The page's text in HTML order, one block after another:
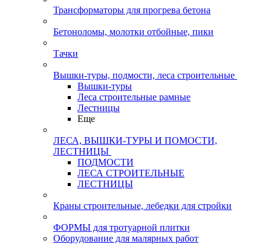
Трансформаторы для прогрева бетона
Бетоноломы, молотки отбойные, пики
Тачки
Вышки-туры, подмости, леса строительные
Вышки-туры
Леса строительные рамные
Лестницы
Еще
ЛЕСА, ВЫШКИ-ТУРЫ И ПОМОСТИ,
ЛЕСТНИЦЫ
ПОДМОСТИ
ЛЕСА СТРОИТЕЛЬНЫЕ
ЛЕСТНИЦЫ
Краны строительные, лебедки для стройки
ФОРМЫ для тротуарной плитки
Оборудование для малярных работ